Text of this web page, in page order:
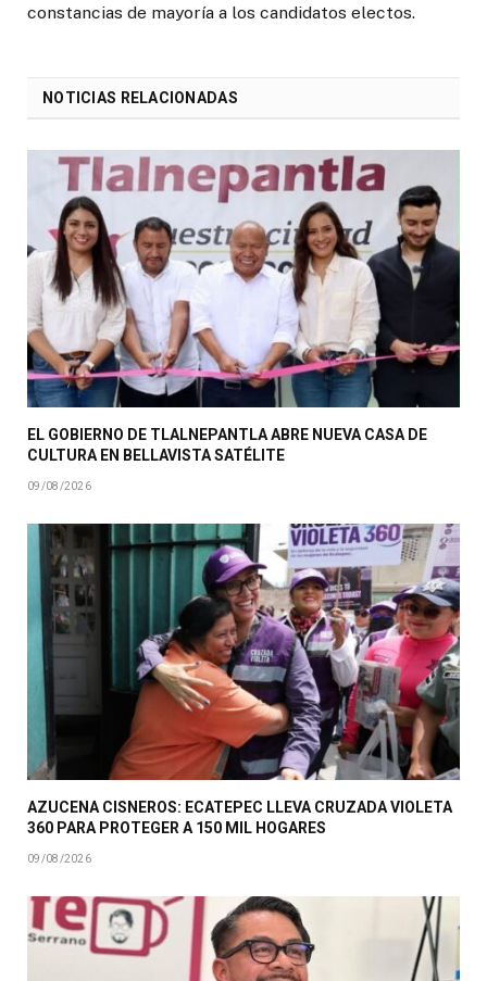
constancias de mayoría a los candidatos electos.
NOTICIAS RELACIONADAS
EL GOBIERNO DE TLALNEPANTLA ABRE NUEVA CASA DE
CULTURA EN BELLAVISTA SATÉLITE
09/08/2026
AZUCENA CISNEROS: ECATEPEC LLEVA CRUZADA VIOLETA
360 PARA PROTEGER A 150 MIL HOGARES
09/08/2026